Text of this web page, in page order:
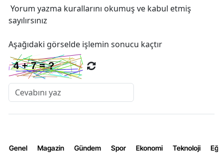
Yorum yazma kurallarını okumuş ve kabul etmiş
sayılırsınız
Aşağıdaki görselde işlemin sonucu kaçtır
Genel Magazin Gündem Spor Ekonomi Teknoloji